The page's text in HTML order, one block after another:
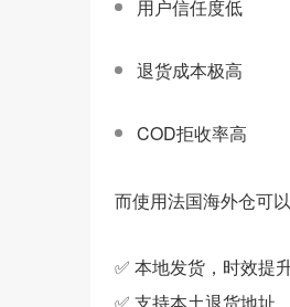
用户信任度低
退货成本极高
COD拒收率高
而使用法国海外仓可
✅ 本地发货，时效提